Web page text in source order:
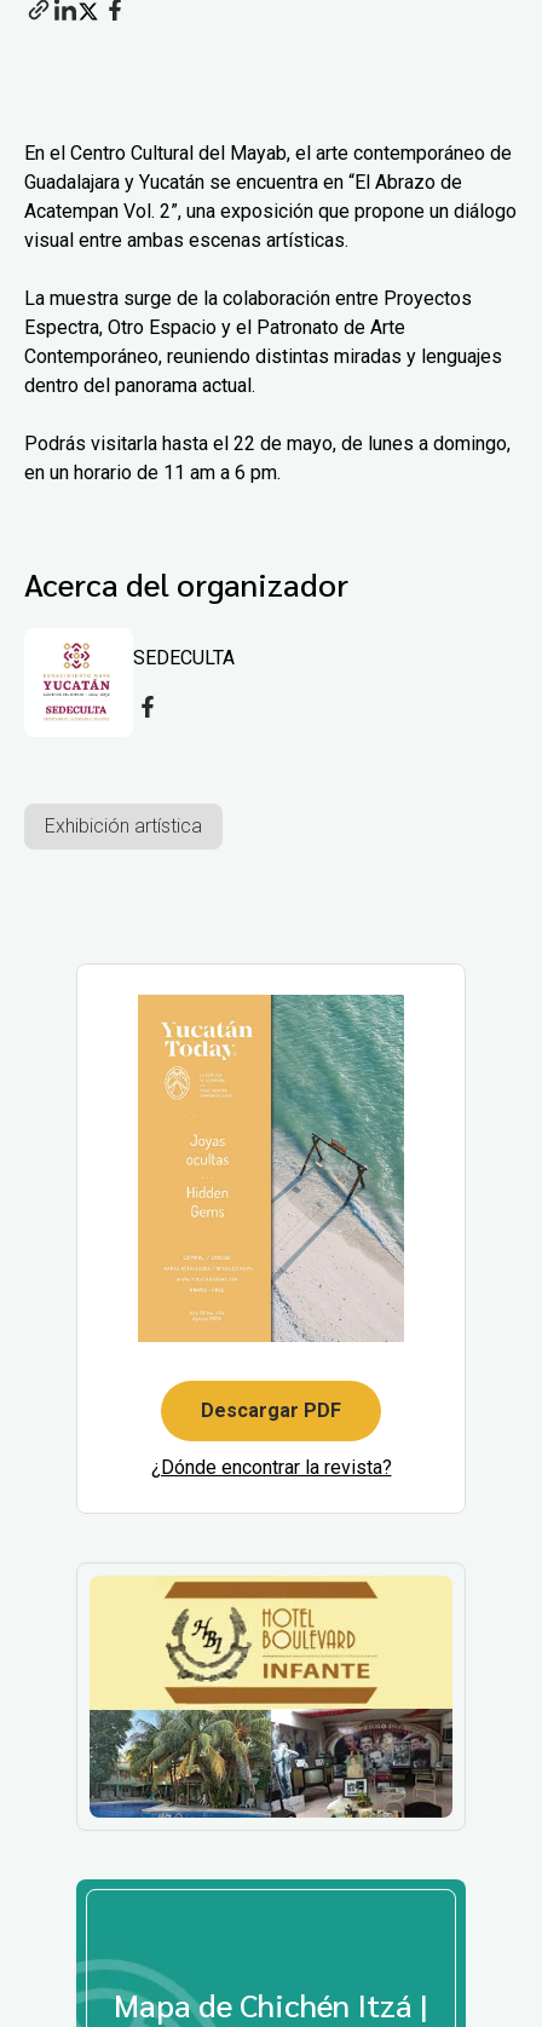
En el Centro Cultural del Mayab, el arte contemporáneo de
Guadalajara y Yucatán se encuentra en “El Abrazo de
Acatempan Vol. 2”, una exposición que propone un diálogo
visual entre ambas escenas artísticas.
La muestra surge de la colaboración entre Proyectos
Espectra, Otro Espacio y el Patronato de Arte
Contemporáneo, reuniendo distintas miradas y lenguajes
dentro del panorama actual.
Podrás visitarla hasta el 22 de mayo, de lunes a domingo,
en un horario de 11 am a 6 pm.
Acerca del organizador
SEDECULTA
Exhibición artística
Descargar PDF
¿Dónde encontrar la revista?
Mapa de Chichén Itzá |